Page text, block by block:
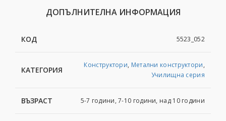
ДОПЪЛНИТЕЛНА ИНФОРМАЦИЯ
КОД 5523_052
КАТЕГОРИЯ
Конструктори, Метални конструктори,
Училищна серия
ВЪЗРАСТ 5-7 години, 7-10 години, над 10 години